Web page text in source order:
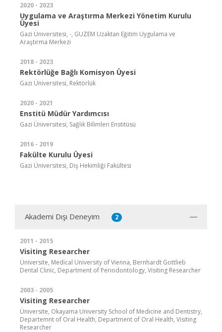
2020 - 2023
Uygulama ve Araştırma Merkezi Yönetim Kurulu
Üyesi
Gazi Üniversitesi, -, GUZEM Uzaktan Eğitim Uygulama ve
Araştırma Merkezi
2018 - 2023
Rektörlüğe Bağlı Komisyon Üyesi
Gazi Üniversitesi, Rektörlük
2020 - 2021
Enstitü Müdür Yardımcısı
Gazi Üniversitesi, Sağlık Bilimleri Enstitüsü
2016 - 2019
Fakülte Kurulu Üyesi
Gazi Üniversitesi, Diş Hekimliği Fakültesi
Akademi Dışı Deneyim 2
2011 - 2015
Visiting Researcher
Üniversite, Medical University of Vienna, Bernhardt Gottlieb
Dental Clinic, Department of Periodontology, Visiting Researcher
2003 - 2005
Visiting Researcher
Üniversite, Okayama University School of Medicine and Dentistry,
Departemnt of Oral Health, Department of Oral Health, Visiting
Researcher